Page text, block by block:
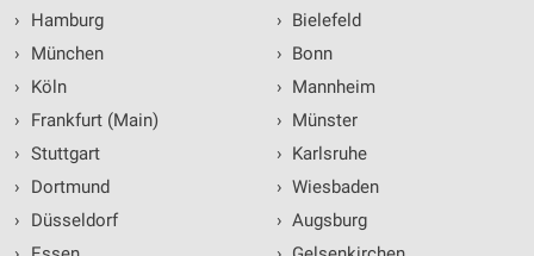
›
Hamburg
›
München
›
Köln
›
Frankfurt (Main)
› Stuttgart
›
Dortmund
›
Düsseldorf
› Bielefeld
› Bonn
› Mannheim
› Münster
› Karlsruhe
› Wiesbaden
› Augsburg